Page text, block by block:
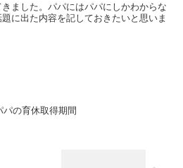
ました。パパにはパパにしかわからな
に出た内容を記しておきたいと思いま
パの育休取得期間